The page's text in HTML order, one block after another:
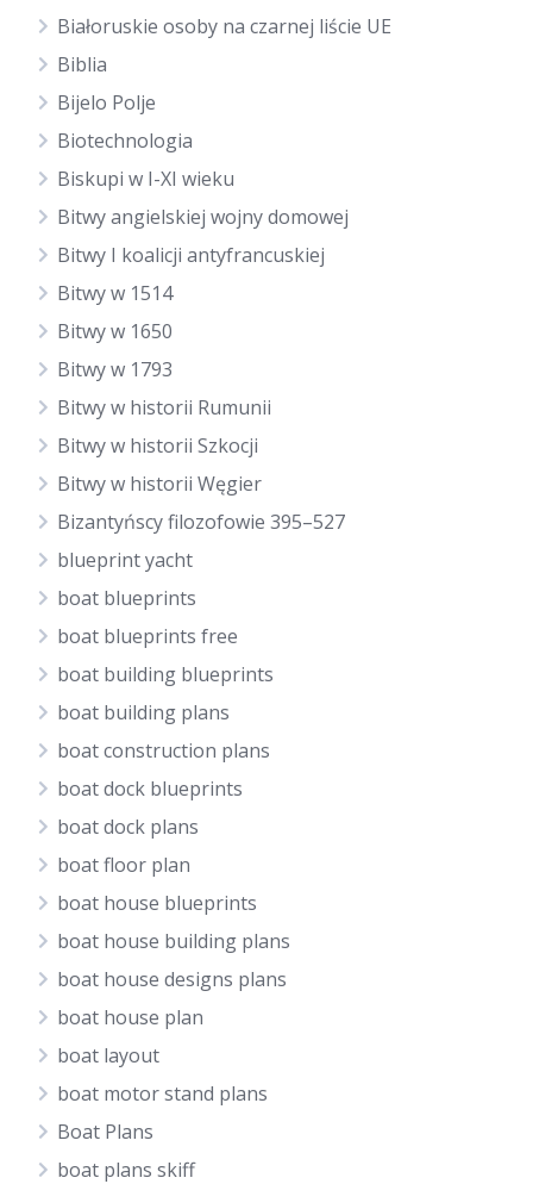
Białoruskie osoby na czarnej liście UE
Biblia
Bijelo Polje
Biotechnologia
Biskupi w I-XI wieku
Bitwy angielskiej wojny domowej
Bitwy I koalicji antyfrancuskiej
Bitwy w 1514
Bitwy w 1650
Bitwy w 1793
Bitwy w historii Rumunii
Bitwy w historii Szkocji
Bitwy w historii Węgier
Bizantyńscy filozofowie 395–527
blueprint yacht
boat blueprints
boat blueprints free
boat building blueprints
boat building plans
boat construction plans
boat dock blueprints
boat dock plans
boat floor plan
boat house blueprints
boat house building plans
boat house designs plans
boat house plan
boat layout
boat motor stand plans
Boat Plans
boat plans skiff